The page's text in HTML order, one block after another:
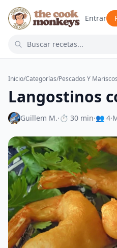
Entrar
Inicio/Categorías/Pescados Y Mariscos
Langostinos
Guillem M.·⏱ 30 min·👥 4·